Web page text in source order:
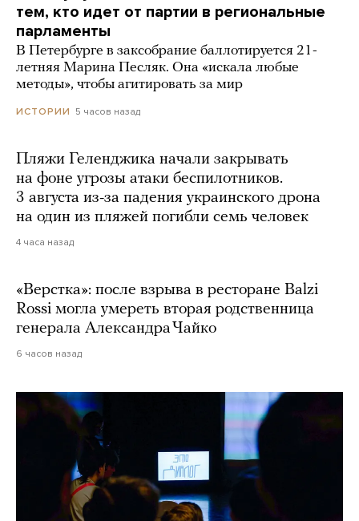
тем, кто идет от партии в региональные
парламенты
В Петербурге в заксобрание баллотируется 21-
летняя Марина Песляк. Она «искала любые
методы», чтобы агитировать за мир
ИСТОРИИ 5 часов назад
Пляжи Геленджика начали закрывать
на фоне угрозы атаки беспилотников.
3 августа из-за падения украинского дрона
на один из пляжей погибли семь человек
4 часа назад
«Верстка»: после взрыва в ресторане Balzi
Rossi могла умереть вторая родственница
генерала Александра Чайко
6 часов назад